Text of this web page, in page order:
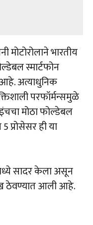
मोटोरोलाने भारतीय
स्मार्टफोन
आहे. अत्याधुनिक
परफॉर्मन्समुळे
मोठा फोल्डेबल
प्रोसेसर ही या
सादर केला असून
ठेवण्यात आली आहे.